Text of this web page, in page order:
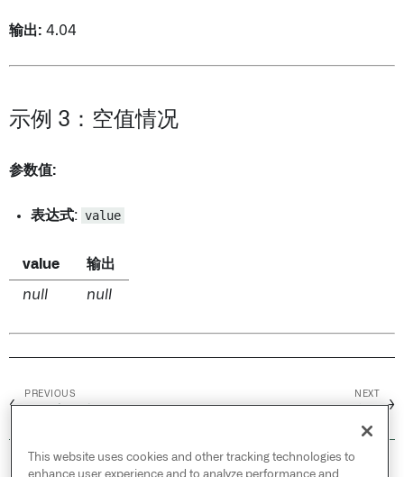
输出: 4.04
示例 3：空值情况
参数值:
表达式: value
value 输出
null null
←
PREVIOUS NEXT
→
© 2026 Palantir Technologies Inc. All rights
This website uses cookies and other tracking technologies to